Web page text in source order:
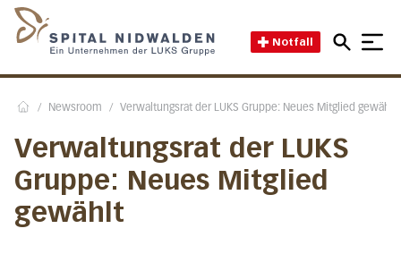
Notfall
/ Newsroom / Verwaltungsrat der LUKS Gruppe: Neues Mitglied gewählt
Verwaltungsrat der LUKS
Gruppe: Neues Mitglied
gewählt